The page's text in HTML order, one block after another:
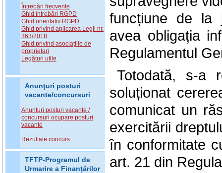
Întrebări frecvente
Ghid întrebări RGPD
Ghid orientativ RGPD
Ghid privind aplicarea Legii nr.
363/2018
Ghid privind asociațiile de
proprietari
Legături utile
Anunţuri posturi
vacante/concursuri
Anunturi posturi vacante /
concursuri ocupare posturi
vacante
Rezultate concurs
TFTP-Programul de
Urmarire a Finanţărilor
funcțiune de la
avea obligația
Regulamentul
Totodată, s-a
soluționat
comunicat un
exercitării
în conformitate
art. 21 din